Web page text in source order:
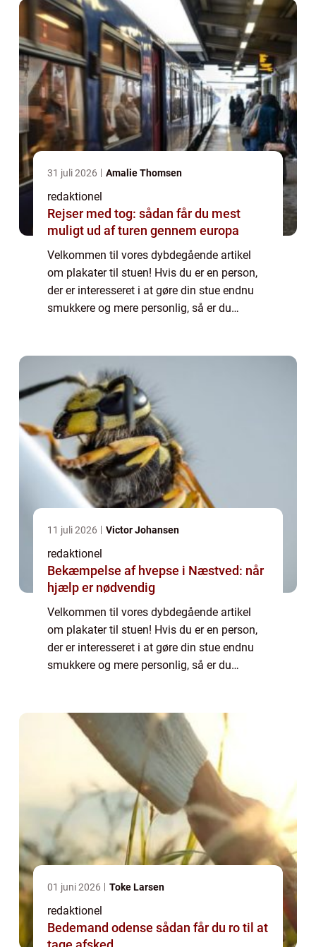
31 juli 2026 Amalie Thomsen
redaktionel
Rejser med tog: sådan får du mest
muligt ud af turen gennem europa
Velkommen til vores dybdegående artikel
om plakater til stuen! Hvis du er en person,
der er interesseret i at gøre din stue endnu
smukkere og mere personlig, så er du
11 juli 2026 Victor Johansen
redaktionel
Bekæmpelse af hvepse i Næstved: når
hjælp er nødvendig
Velkommen til vores dybdegående artikel
om plakater til stuen! Hvis du er en person,
der er interesseret i at gøre din stue endnu
smukkere og mere personlig, så er du
01 juni 2026 Toke Larsen
redaktionel
Bedemand odense sådan får du ro til at